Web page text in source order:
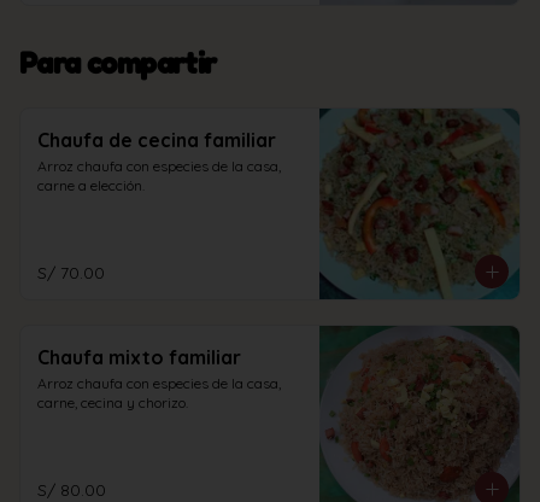
Para compartir
Chaufa de cecina familiar
Arroz chaufa con especies de la casa,
carne a elección.
S/ 70.00
Chaufa mixto familiar
Arroz chaufa con especies de la casa,
carne, cecina y chorizo.
S/ 80.00